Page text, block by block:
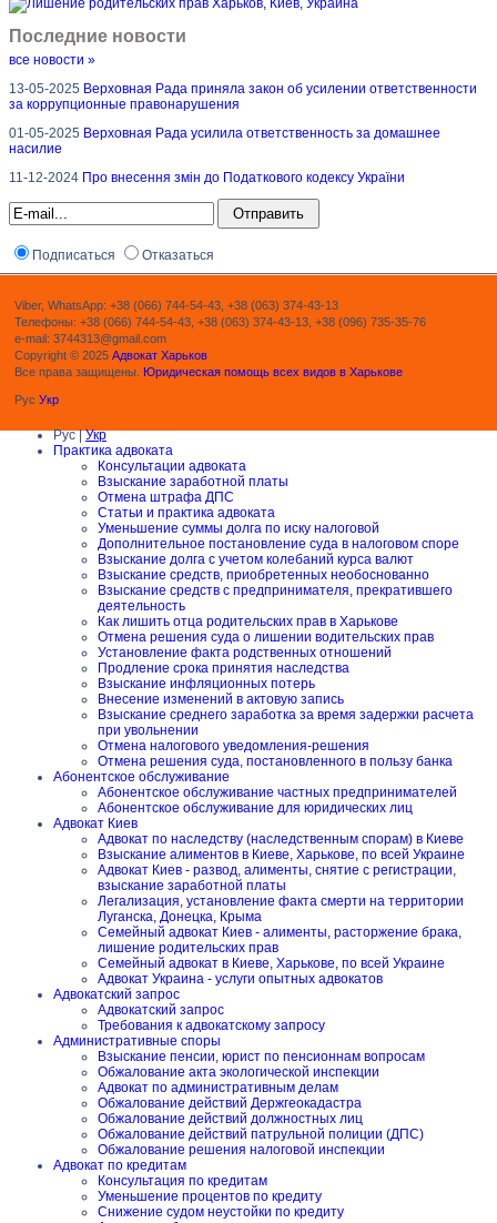
Последние новости
все новости »
13-05-2025 Верховная Рада приняла закон об усилении ответственности
за коррупционные правонарушения
01-05-2025 Верховная Рада усилила ответственность за домашнее
насилие
11-12-2024 Про внесення змін до Податкового кодексу України
Подписаться Отказаться
Viber, WhatsApp: +38 (066) 744-54-43, +38 (063) 374-43-13
Телефоны: +38 (066) 744-54-43, +38 (063) 374-43-13, +38 (096) 735-35-76
e-mail: 3744313@gmail.com
Copyright © 2025 Адвокат Харьков
Все права защищены. Юридическая помощь всех видов в Харькове
Рус Укр
Рус |Укр
Практика адвоката
Консультации адвоката
Взыскание заработной платы
Отмена штрафа ДПС
Статьи и практика адвоката
Уменьшение суммы долга по иску налоговой
Дополнительное постановление суда в налоговом споре
Взыскание долга с учетом колебаний курса валют
Взыскание средств, приобретенных необоснованно
Взыскание средств с предпринимателя, прекратившего
деятельность
Как лишить отца родительских прав в Харькове
Отмена решения суда о лишении водительских прав
Установление факта родственных отношений
Продление срока принятия наследства
Взыскание инфляционных потерь
Внесение изменений в актовую запись
Взыскание среднего заработка за время задержки расчета
при увольнении
Отмена налогового уведомления-решения
Отмена решения суда, постановленного в пользу банка
Абонентское обслуживание
Абонентское обслуживание частных предпринимателей
Абонентское обслуживание для юридических лиц
Адвокат Киев
Адвокат по наследству (наследственным спорам) в Киеве
Взыскание алиментов в Киеве, Харькове, по всей Украине
Адвокат Киев - развод, алименты, снятие с регистрации,
взыскание заработной платы
Легализация, установление факта смерти на территории
Луганска, Донецка, Крыма
Семейный адвокат Киев - алименты, расторжение брака,
лишение родительских прав
Семейный адвокат в Киеве, Харькове, по всей Украине
Адвокат Украина - услуги опытных адвокатов
Адвокатский запрос
Адвокатский запрос
Требования к адвокатскому запросу
Административные споры
Взыскание пенсии, юрист по пенсионнам вопросам
Обжалование акта экологической инспекции
Адвокат по административным делам
Обжалование действий Держгеокадастра
Обжалование действий должностных лиц
Обжалование действий патрульной полиции (ДПС)
Обжалование решения налоговой инспекции
Адвокат по кредитам
Консультация по кредитам
Уменьшение процентов по кредиту
Снижение судом неустойки по кредиту